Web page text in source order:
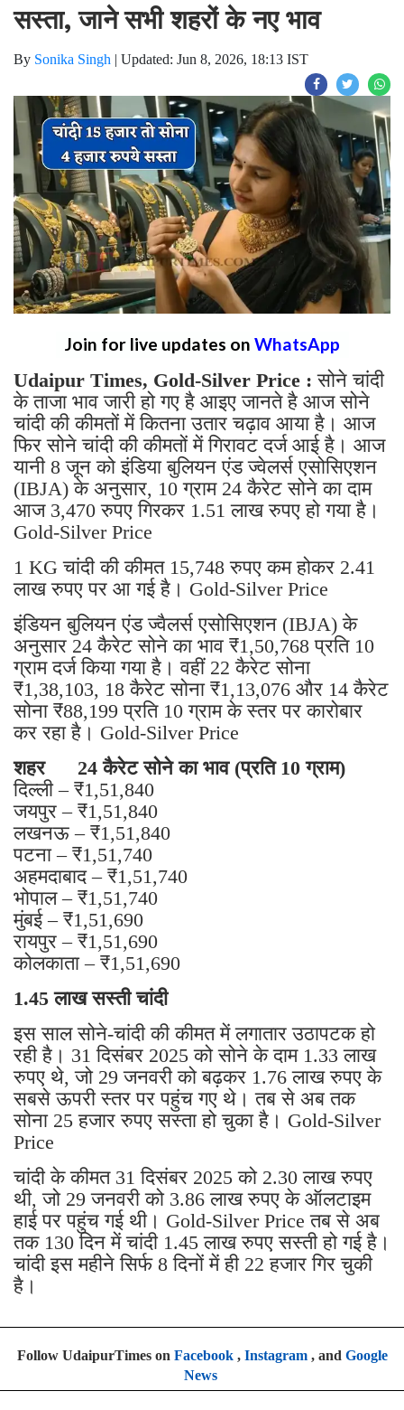
सस्ता, जाने सभी शहरों के नए भाव
By Sonika Singh | Updated: Jun 8, 2026, 18:13 IST
Join for live updates on WhatsApp
Udaipur Times, Gold-Silver Price :सोने चांदी
के ताजा भाव जारी हो गए है आइए जानते है आज सोने
चांदी की कीमतों में कितना उतार चढ़ाव आया है। आज
फिर सोने चांदी की कीमतों में गिरावट दर्ज आई है। आज
यानी 8 जून को इंडिया बुलियन एंड ज्वेलर्स एसोसिएशन
(IBJA) के अनुसार, 10 ग्राम 24 कैरेट सोने का दाम
आज 3,470 रुपए गिरकर 1.51 लाख रुपए हो गया है।
Gold-Silver Price
1 KG चांदी की कीमत 15,748 रुपए कम होकर 2.41
लाख रुपए पर आ गई है। Gold-Silver Price
इंडियन बुलियन एंड ज्वैलर्स एसोसिएशन (IBJA) के
अनुसार 24 कैरेट सोने का भाव ₹1,50,768 प्रति 10
ग्राम दर्ज किया गया है। वहीं 22 कैरेट सोना
₹1,38,103, 18 कैरेट सोना ₹1,13,076 और 14 कैरेट
सोना ₹88,199 प्रति 10 ग्राम के स्तर पर कारोबार
कर रहा है। Gold-Silver Price
शहर 24 कैरेट सोने का भाव (प्रति 10 ग्राम)
दिल्ली – ₹1,51,840
जयपुर – ₹1,51,840
लखनऊ – ₹1,51,840
पटना – ₹1,51,740
अहमदाबाद – ₹1,51,740
भोपाल – ₹1,51,740
मुंबई – ₹1,51,690
रायपुर – ₹1,51,690
कोलकाता – ₹1,51,690
1.45 लाख सस्ती चांदी
इस साल सोने-चांदी की कीमत में लगातार उठापटक हो
रही है। 31 दिसंबर 2025 को सोने के दाम 1.33 लाख
रुपए थे, जो 29 जनवरी को बढ़कर 1.76 लाख रुपए के
सबसे ऊपरी स्तर पर पहुंच गए थे। तब से अब तक
सोना 25 हजार रुपए सस्ता हो चुका है। Gold-Silver
Price
चांदी के कीमत 31 दिसंबर 2025 को 2.30 लाख रुपए
थी, जो 29 जनवरी को 3.86 लाख रुपए के ऑलटाइम
हाई पर पहुंच गई थी। Gold-Silver Price तब से अब
तक 130 दिन में चांदी 1.45 लाख रुपए सस्ती हो गई है।
चांदी इस महीने सिर्फ 8 दिनों में ही 22 हजार गिर चुकी
है।
Follow UdaipurTimes on Facebook, Instagram, and Google
News